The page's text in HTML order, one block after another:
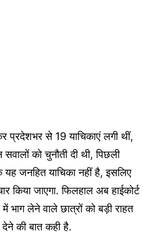
प्रदेशभर से 19 याचिकाएं लगी थीं,
को चुनौती दी थी, पिछली
यह जनहित याचिका नहीं है, इसलिए
किया जाएगा. फिलहाल अब हाईकोर्ट
भाग लेने वाले छात्रों को बड़ी राहत
की बात कही है.